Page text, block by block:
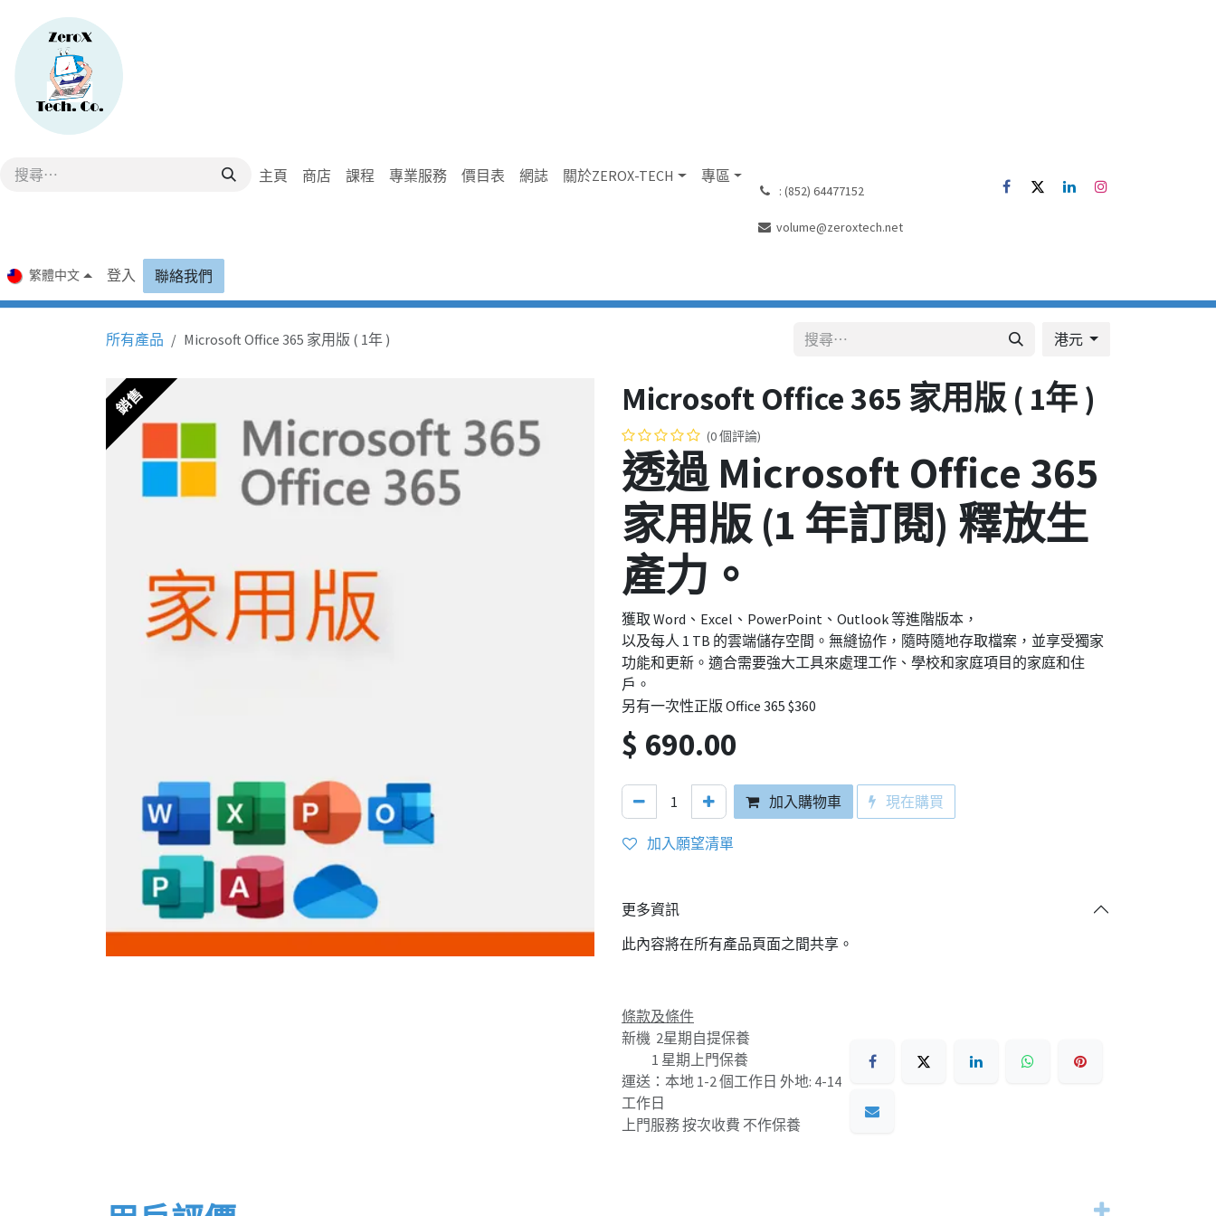
主頁 商店 課程 專業服務 價目表 網誌 關於ZEROX-TECH 專區
͏ : (852) 64477152
volume@zeroxtech.net
繁體中文 登入 聯絡我們
所有產品 Microsoft Office 365 家用版 ( 1年 ) 港元
銷售 Microsoft Office 365 家用版 ( 1年 )
(0 個評論)
透過 Microsoft Office 365
家用版 (1 年訂閱) 釋放生
產力。
獲取 Word、Excel、PowerPoint、Outlook 等進階版本，
以及每人 1 TB 的雲端儲存空間。無縫協作，隨時隨地存取檔案，並享受獨家
功能和更新。適合需要強大工具來處理工作、學校和家庭項目的家庭和住
戶。
另有一次性正版 Office 365 $360
$ 690.00
加入購物車 現在購買
加入願望清單
更多資訊
此內容將在所有產品頁面之間共享。
條款及條件
新機 2星期自提保養
1 星期上門保養
運送：本地 1-2 個工作日 外地: 4-14
工作日
上門服務 按次收費 不作保養